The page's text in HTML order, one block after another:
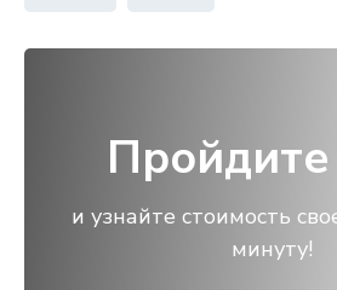
Пройдите
и узнайте стоимость
минуту!